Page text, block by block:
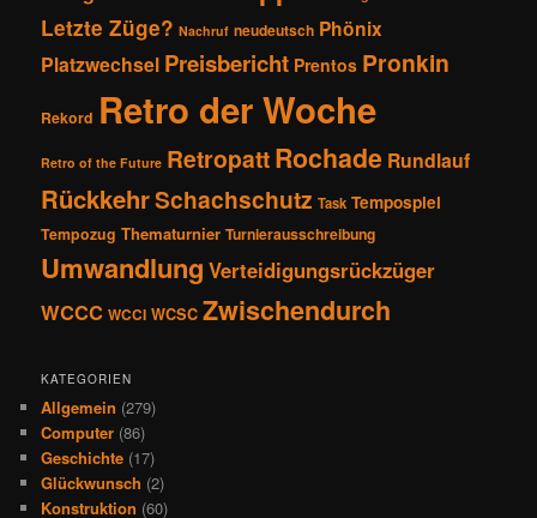
Letzte Züge? Nachruf neudeutsch Phönix
Platzwechsel Preisbericht Prentos Pronkin
Rekord Retro der Woche
Retro of the Future RetropattRochade Rundlauf
RückkehrSchachschutz Task Tempospiel
Tempozug Thematurnier Turnierausschreibung
Umwandlung Verteidigungsrückzüger
WCCC WCCI WCSC Zwischendurch
KATEGORIEN
Allgemein (279)
Computer (86)
Geschichte (17)
Glückwunsch (2)
Konstruktion (60)